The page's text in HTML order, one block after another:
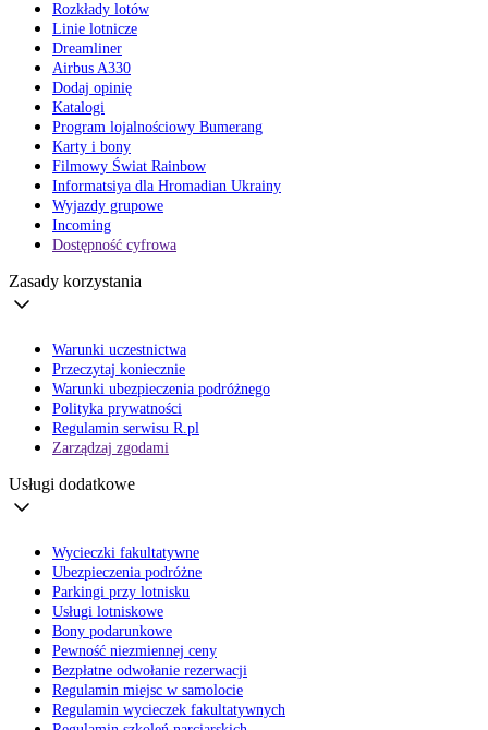
Rozkłady lotów
Linie lotnicze
Dreamliner
Airbus A330
Dodaj opinię
Katalogi
Program lojalnościowy Bumerang
Karty i bony
Filmowy Świat Rainbow
Informatsiya dla Hromadian Ukrainy
Wyjazdy grupowe
Incoming
Dostępność cyfrowa
Zasady korzystania
Warunki uczestnictwa
Przeczytaj koniecznie
Warunki ubezpieczenia podróżnego
Polityka prywatności
Regulamin serwisu R.pl
Zarządzaj zgodami
Usługi dodatkowe
Wycieczki fakultatywne
Ubezpieczenia podróżne
Parkingi przy lotnisku
Usługi lotniskowe
Bony podarunkowe
Pewność niezmiennej ceny
Bezpłatne odwołanie rezerwacji
Regulamin miejsc w samolocie
Regulamin wycieczek fakultatywnych